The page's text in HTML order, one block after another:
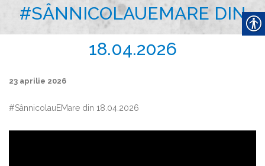
:
#SÂNNICOLAUEMARE DIN
18.04.2026
23 aprilie 2026
#SânnicolauEMare din 18.04.2026